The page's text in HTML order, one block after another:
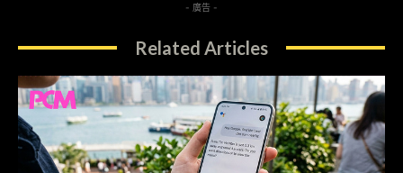
- 廣告 -
Related Articles